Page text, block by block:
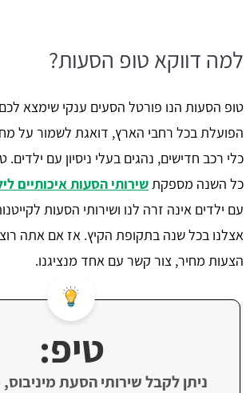
למה דווקא טופ הסעות?
טופ הסעות הנו פורטל הסעים ענקי שימצא
הפועלת בכל רחבי הארץ, דואגת לשמור על
כלי רכב חדישים, נהגים בעלי ניסיון עם
כל השנה מספקתשירותי הסעות איכותיים
עם ילדים אינה זרה לנו ושירותי הסעות
אצלנו בכל שנה בתקופת הקיץ. אז אם אתה
הצעות מחיר, צור קשר עם אחד מנציגנו.
טיפ:
ניתן לקבל שירותי הסעת מיניבוס,